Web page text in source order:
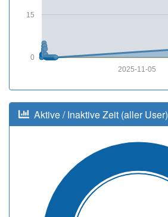
0
15
2025-11-05
Aktive / Inaktive Zeit (aller User)